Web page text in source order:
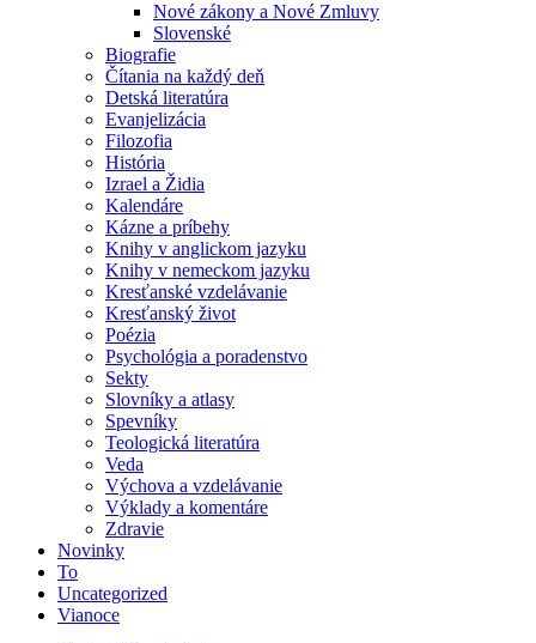
Nové zákony a Nové Zmluvy
Slovenské
Biografie
Čítania na každý deň
Detská literatúra
Evanjelizácia
Filozofia
História
Izrael a Židia
Kalendáre
Kázne a príbehy
Knihy v anglickom jazyku
Knihy v nemeckom jazyku
Kresťanské vzdelávanie
Kresťanský život
Poézia
Psychológia a poradenstvo
Sekty
Slovníky a atlasy
Spevníky
Teologická literatúra
Veda
Výchova a vzdelávanie
Výklady a komentáre
Zdravie
Novinky
To
Uncategorized
Vianoce